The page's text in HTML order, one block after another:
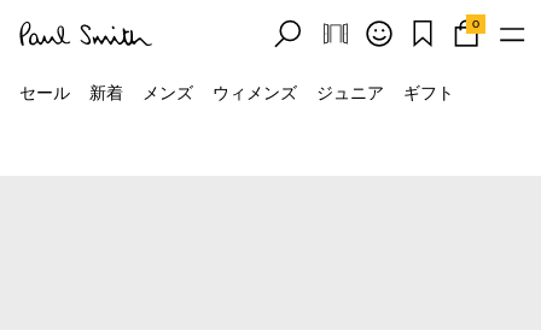
0
セール 新着 メンズ ウィメンズ ジュニア ギフト